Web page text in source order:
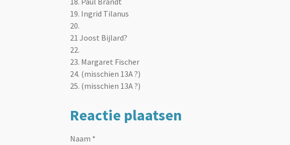
19. Ingrid Tilanus
20.
21 Joost Bijlard?
22.
23. Margaret Fischer
24. (misschien 13A ?)
25. (misschien 13A ?)
Reactie plaatsen
Naam *